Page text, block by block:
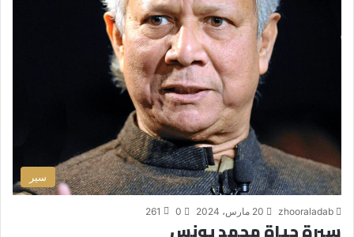
سير
zhooraladab 20 مارس، 2024 0
261
سيرة حياة محمد يونس